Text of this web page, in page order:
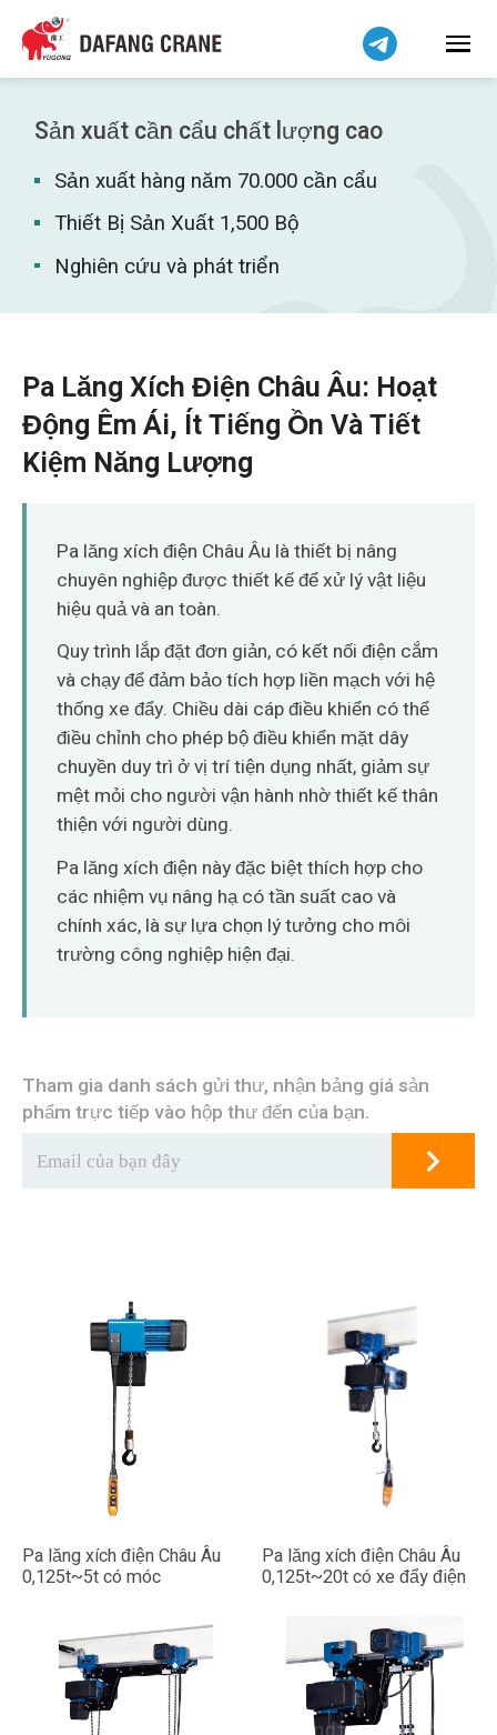
Sản xuất cần cẩu chất lượng cao
Sản xuất hàng năm 70.000 cần cẩu
Thiết Bị Sản Xuất 1,500 Bộ
Nghiên cứu và phát triển
Pa Lăng Xích Điện Châu Âu: Hoạt
Động Êm Ái, Ít Tiếng Ồn Và Tiết
Kiệm Năng Lượng
Pa lăng xích điện Châu Âu là thiết bị nâng
chuyên nghiệp được thiết kế để xử lý vật liệu
hiệu quả và an toàn.
Quy trình lắp đặt đơn giản, có kết nối điện cắm
và chạy để đảm bảo tích hợp liền mạch với hệ
thống xe đẩy. Chiều dài cáp điều khiển có thể
điều chỉnh cho phép bộ điều khiển mặt dây
chuyền duy trì ở vị trí tiện dụng nhất, giảm sự
mệt mỏi cho người vận hành nhờ thiết kế thân
thiện với người dùng.
Pa lăng xích điện này đặc biệt thích hợp cho
các nhiệm vụ nâng hạ có tần suất cao và
chính xác, là sự lựa chọn lý tưởng cho môi
trường công nghiệp hiện đại.
Tham gia danh sách gửi thư, nhận bảng giá sản
phẩm trực tiếp vào hộp thư đến của bạn.
Pa lăng xích điện Châu Âu
0,125t~5t có móc
Pa lăng xích điện Châu Âu
0,125t~20t có xe đẩy điện
हिन्दी
Bahasa Indonesia
Bahasa Melayu
简体中文
فارسی
Pilipino
اردو
Kiswahili
Dansk
Norsk
O‘zbekcha